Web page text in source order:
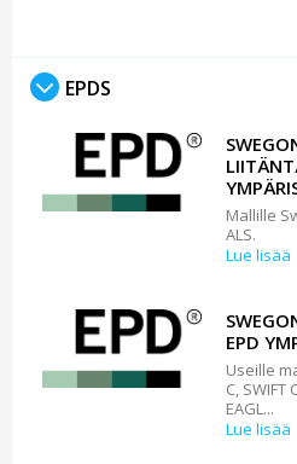
EPDS
Mallille
ALS.
Lue lisää
EPD
Useille
C, SWIFT
EAGL...
Lue lisää